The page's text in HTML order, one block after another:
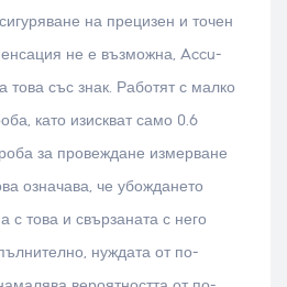
на прецизен и точен
не е възможна, Accu-
това със знак. Работят с малко
като изискват само 0.6
за провеждане измерване
означава, че убождането
с това и свързаната с него
нуждата от по-